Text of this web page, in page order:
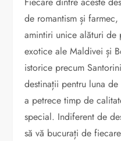
de romantism și
amintiri unice alături
exotice ale Maldivei și
istorice precum
destinații pentru luna
a petrece timp de
special. Indiferent de
să vă bucurați de